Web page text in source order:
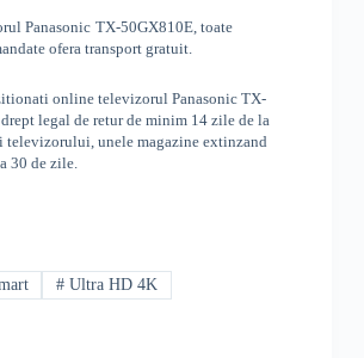
Panasonic TX-50GX810E, toate
ofera transport gratuit.
online televizorulPanasonic TX-
legal de retur de minim 14 zile de la
unele magazine extinzand
30 de zile.
# Ultra HD 4K